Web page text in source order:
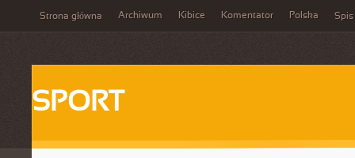
Strona główna Archiwum Kibice Komentator Polska Spis
SPORT